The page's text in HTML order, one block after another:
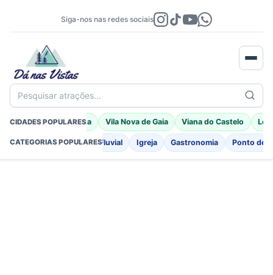
Siga-nos nas redes sociais
Pesquisar atrações...
CIDADES POPULARES
Porto Moniz Braga Vila Nova de Gaia Viana do Castelo
CATEGORIAS POPULARES
Fortificações Praia Fluvial Igreja Gastronomia Ponto de